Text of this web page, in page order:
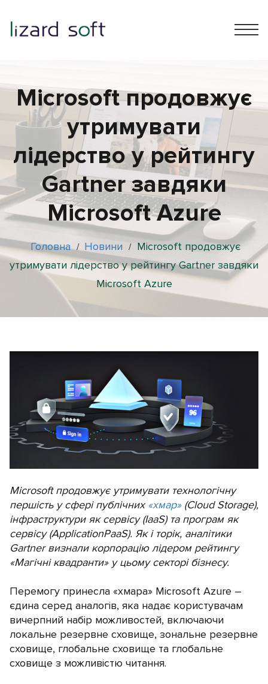
Microsoft продовжує
утримувати
лідерство у рейтингу
Gartner завдяки
Microsoft Azure
Головна / Новини /
Microsoft продовжує
утримувати лідерство у рейтингу Gartner завдяки
Microsoft Azure
Microsoft продовжує утримувати технологічну
першість у сфері публічних«хмар»(Cloud Storage),
інфраструктури як сервісу (IaaS) та програм як
сервісу (ApplicationPaaS). Як і торік, аналітики
Gartner визнали корпорацію лідером рейтингу
«Магічні квадранти» у цьому секторі бізнесу.
Перемогу принесла «хмара» Microsoft Azure –
єдина серед аналогів, яка надає користувачам
вичерпний набір можливостей, включаючи
локальне резервне сховище, зональне резервне
сховище, глобальне сховище та глобальне
сховище з можливістю читання.